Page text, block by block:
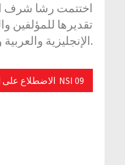
اختتمت رشا شرف
تقديرها للمؤلفين
الإنجليزية والعربية ولغات أخرى.
الاضطلاع على العدد التاسع NSI 09